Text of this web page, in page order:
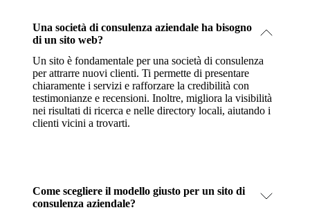
Una società di consulenza aziendale ha bisogno
di un sito web?
Un sito è fondamentale per una società di consulenza
per attrarre nuovi clienti. Ti permette di presentare
chiaramente i servizi e rafforzare la credibilità con
testimonianze e recensioni. Inoltre, migliora la visibilità
nei risultati di ricerca e nelle directory locali, aiutando i
clienti vicini a trovarti.
Come scegliere il modello giusto per un sito di
consulenza aziendale?